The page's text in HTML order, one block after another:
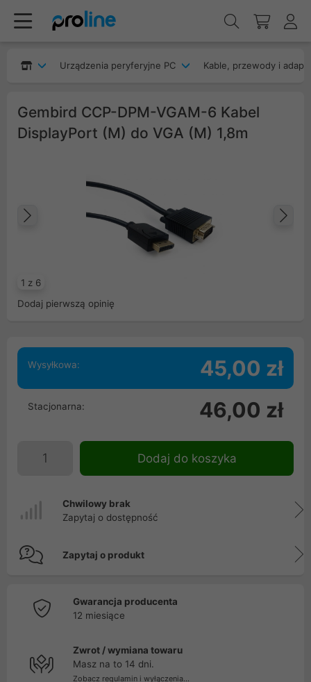
Urządzenia peryferyjne PC Kable, przewody i
Gembird CCP-DPM-VGAM-6 Kabel
DisplayPort (M) do VGA (M) 1,8m
1 z 6
Poprzedni
Dodaj pierwszą opinię
Wysyłkowa: 45,00 zł
Stacjonarna: 46,00 zł
Dodaj do koszyka
Chwilowy brak
Zapytaj o dostępność
Zapytaj o produkt
Gwarancja producenta
12 miesiące
Zwrot / wymiana towaru
Masz na to 14 dni.
Zobacz regulamin i wyłączenia...